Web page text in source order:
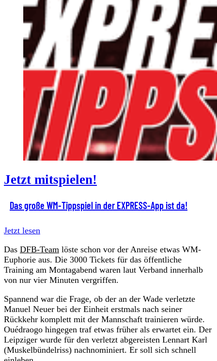
Jetzt mitspielen!
Das große WM-Tippspiel in der EXPRESS-App ist da!
Jetzt lesen
Das DFB-Team löste schon vor der Anreise etwas WM-
Euphorie aus. Die 3000 Tickets für das öffentliche
Training am Montagabend waren laut Verband innerhalb
von nur vier Minuten vergriffen.
Spannend war die Frage, ob der an der Wade verletzte
Manuel Neuer bei der Einheit erstmals nach seiner
Rückkehr komplett mit der Mannschaft trainieren würde.
Ouédraogo hingegen traf etwas früher als erwartet ein. Der
Leipziger wurde für den verletzt abgereisten Lennart Karl
(Muskelbündelriss) nachnominiert. Er soll sich schnell